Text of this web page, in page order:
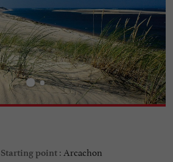
Starting point : Arcachon